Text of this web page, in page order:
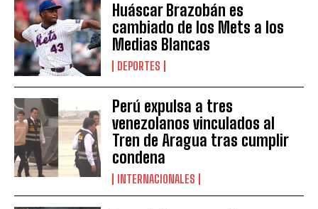
Huáscar Brazobán es
cambiado de los Mets a los
Medias Blancas
DEPORTES
Perú expulsa a tres
venezolanos vinculados al
Tren de Aragua tras cumplir
condena
INTERNACIONALES